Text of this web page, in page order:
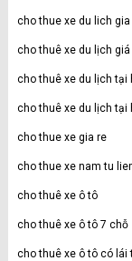
cho thue xe du lich gia
cho thuê xe du lịch giá
cho thuê xe du lịch tại
cho thuê xe du lịch tại
cho thue xe gia re
cho thue xe nam tu
cho thuê xe ô tô
cho thuê xe ô tô 7 chỗ
cho thuê xe ô tô có lái